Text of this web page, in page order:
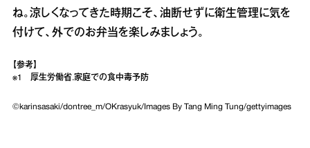
ね。涼しくなってきた時期こそ、油断せずに衛生管理に気を
付けて、外でのお弁当を楽しみましょう。
【参考】
※1 厚生労働省.家庭での食中毒予防
©karinsasaki/dontree_m/OKrasyuk/Images By Tang Ming Tung/gettyimages